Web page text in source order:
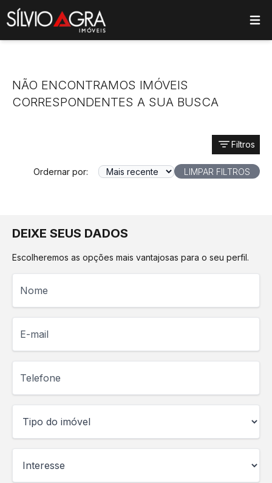
main menu
NÃO ENCONTRAMOS IMÓVEIS
CORRESPONDENTES A SUA BUSCA
Filtros
Ordernar por: LIMPAR FILTROS
DEIXE SEUS DADOS
Escolheremos as opções mais vantajosas para o seu perfil.